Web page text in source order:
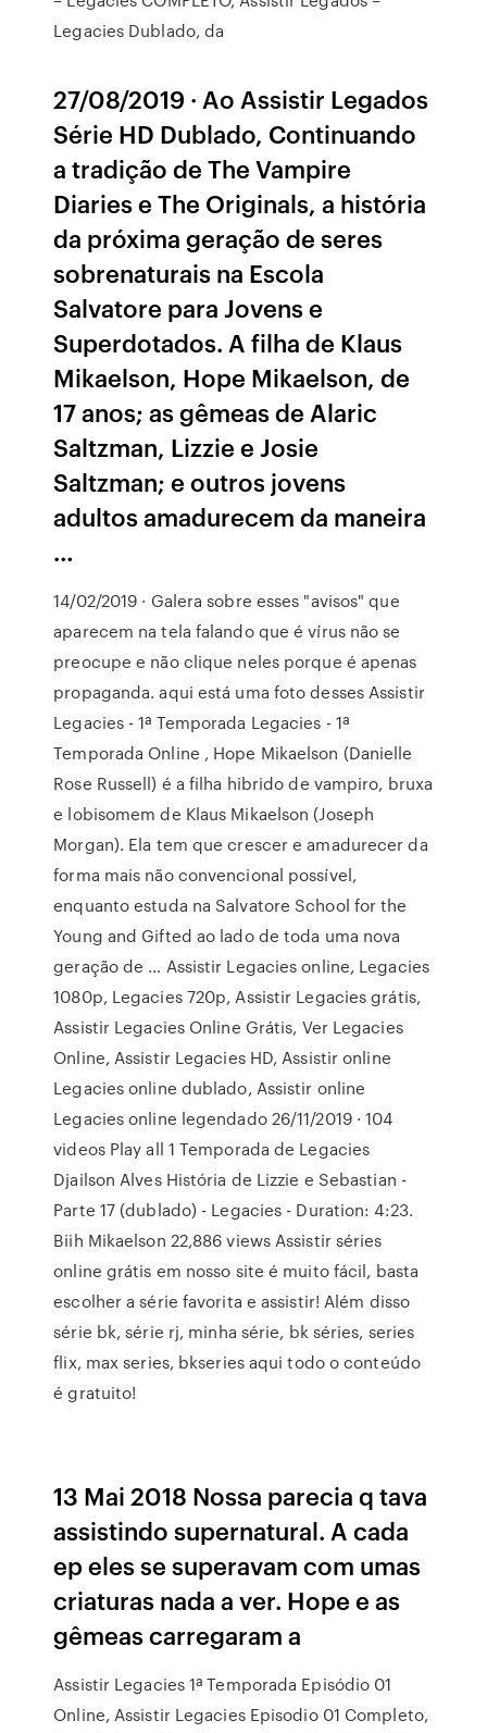
Legacies Dublado, da
27/08/2019 · Ao Assistir Legados
Série HD Dublado, Continuando
a tradição de The Vampire
Diaries e The Originals, a história
da próxima geração de seres
sobrenaturais na Escola
Salvatore para Jovens e
Superdotados. A filha de Klaus
Mikaelson, Hope Mikaelson, de
17 anos; as gêmeas de Alaric
Saltzman, Lizzie e Josie
Saltzman; e outros jovens
adultos amadurecem da maneira
…
14/02/2019 · Galera sobre esses "avisos" que
aparecem na tela falando que é vírus não se
preocupe e não clique neles porque é apenas
propaganda. aqui está uma foto desses Assistir
Legacies - 1ª Temporada Legacies - 1ª
Temporada Online , Hope Mikaelson (Danielle
Rose Russell) é a filha hibrido de vampiro, bruxa
e lobisomem de Klaus Mikaelson (Joseph
Morgan). Ela tem que crescer e amadurecer da
forma mais não convencional possível,
enquanto estuda na Salvatore School for the
Young and Gifted ao lado de toda uma nova
geração de … Assistir Legacies online, Legacies
1080p, Legacies 720p, Assistir Legacies grátis,
Assistir Legacies Online Grátis, Ver Legacies
Online, Assistir Legacies HD, Assistir online
Legacies online dublado, Assistir online
Legacies online legendado 26/11/2019 · 104
videos Play all 1 Temporada de Legacies
Djailson Alves História de Lizzie e Sebastian -
Parte 17 (dublado) - Legacies - Duration: 4:23.
Biih Mikaelson 22,886 views Assistir séries
online grátis em nosso site é muito fácil, basta
escolher a série favorita e assistir! Além disso
série bk, série rj, minha série, bk séries, series
flix, max series, bkseries aqui todo o conteúdo
é gratuito!
13 Mai 2018 Nossa parecia q tava
assistindo supernatural. A cada
ep eles se superavam com umas
criaturas nada a ver. Hope e as
gêmeas carregaram a
Assistir Legacies 1ª Temporada Episódio 01
Online, Assistir Legacies Episodio 01 Completo,